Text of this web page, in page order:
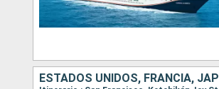
ESTADOS UNIDOS, FRANCIA,